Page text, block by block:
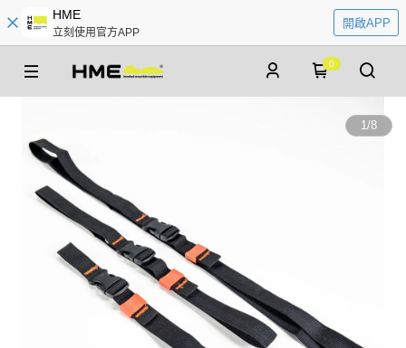
HME
立刻使用官方APP
開啟APP
0
1/8